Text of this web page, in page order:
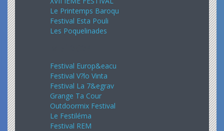
Le Printemps Baroqu
Festival Esta Pouli
Les Poquelinades
Festival Europ&eacu
Festival V?lo Vinta
Festival La 7&egrav
Grange Ta Cour
Outdoormix Festival
Le Festiléma
Festival REM